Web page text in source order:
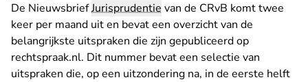
De NieuwsbriefJurisprudentie van de CRvB komt twee
keer per maand uit en bevat een overzicht van de
belangrijkste uitspraken die zijn gepubliceerd op
rechtspraak.nl. Dit nummer bevat een selectie van
uitspraken die, op een uitzondering na, in de eerste helft